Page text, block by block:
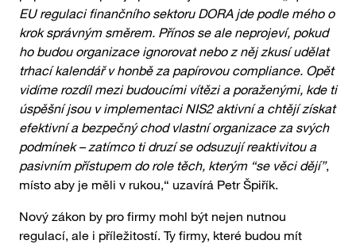
EU regulaci finančního sektoru DORA jde podle mého o
krok správným směrem. Přínos se ale neprojeví, pokud
ho budou organizace ignorovat nebo z něj zkusí udělat
trhací kalendář v honbě za papírovou compliance. Opět
vidíme rozdíl mezi budoucími vítězi a poraženými, kde ti
úspěšní jsou v implementaci NIS2 aktivní a chtějí získat
efektivní a bezpečný chod vlastní organizace za svých
podmínek – zatímco ti druzí se odsuzují reaktivitou a
pasivním přístupem do role těch, kterým “se věci dějí”,
místo aby je měli v rukou,“ uzavírá Petr Špiřík.
Nový zákon by pro firmy mohl být nejen nutnou
regulací, ale i příležitostí. Ty firmy, které budou mít